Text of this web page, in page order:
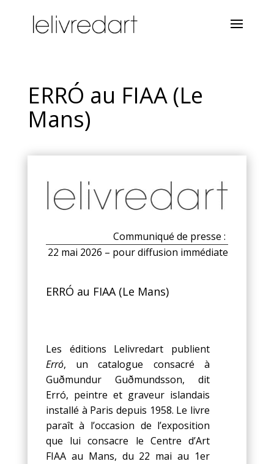
ERRÓ au FIAA (Le
Mans)
Communiqué de presse :
22 mai 2026 – pour diffusion immédiate
ERRÓ au FIAA (Le Mans)
Les éditions Lelivredart publient
Erró, un catalogue consacré à
Guðmundur Guðmundsson, dit
Erró, peintre et graveur islandais
installé à Paris depuis 1958. Le livre
paraît à l’occasion de l’exposition
que lui consacre le Centre d’Art
FIAA au Mans, du 22 mai au 1er